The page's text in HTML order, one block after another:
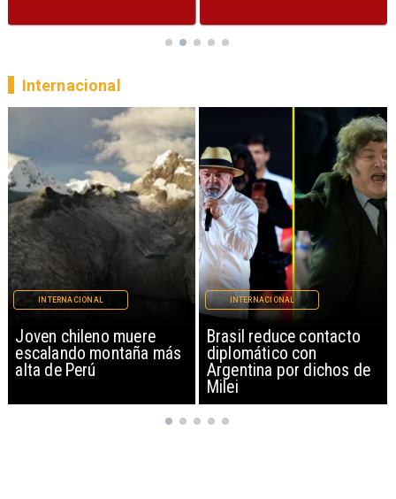
Brasil reduce contacto
diplomático con
Argentina por dichos de
INTERNACIONAL
China restringe
exportación de drones a
EEUU y sanciona
empresas
INTERNACIONAL
Internacional